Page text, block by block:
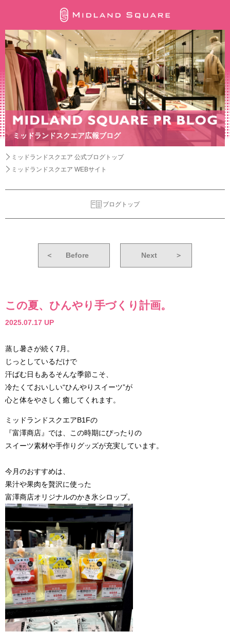
ミッドランドスクエア広報ブログ
ミッドランドスクエア 公式ブログトップ
ミッドランドスクエア WEBサイト
ブログトップ
＜ Before Next ＞
この夏、ひんやり手づくり計画。
2025.07.17 UP
蒸し暑さが続く7月。
じっとしているだけで
汗ばむ日もあるそんな季節こそ、
冷たくておいしい“ひんやりスイーツ”が
心と体をやさしく癒してくれます。
ミッドランドスクエアB1Fの
『富澤商店』では、この時期にぴったりの
スイーツ素材や手作りグッズが充実しています。
今月のおすすめは、
果汁や果肉を贅沢に使った
富澤商店オリジナルのかき氷シロップ。